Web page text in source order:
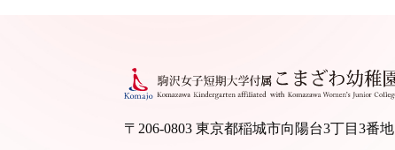
〒206-0803 東京都稲城市向陽台3丁目3番地